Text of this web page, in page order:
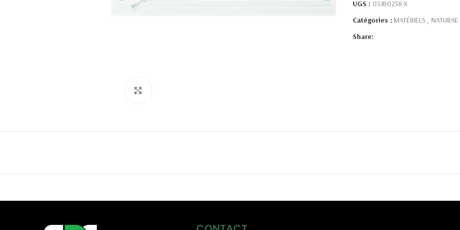
UGS : 03JB0258 X
Catégories : MATÉRIELS , NATURAE
Share: